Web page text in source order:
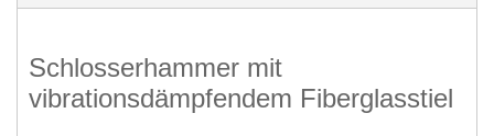
Schlosserhammer mit
vibrationsdämpfendem Fiberglasstiel